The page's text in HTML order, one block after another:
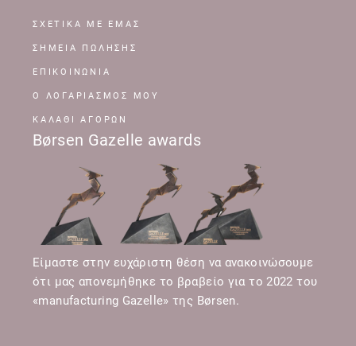
ΣΧΕΤΙΚΆ ΜΕ ΕΜΆΣ
ΣΗΜΕΊΑ ΠΏΛΗΣΗΣ
ΕΠΙΚΟΙΝΩΝΊΑ
Ο ΛΟΓΑΡΙΑΣΜΌΣ ΜΟΥ
ΚΑΛΆΘΙ ΑΓΟΡΏΝ
Børsen Gazelle awards
Είμαστε στην ευχάριστη θέση να ανακοινώσουμε
ότι μας απονεμήθηκε το βραβείο για το 2022 του
«manufacturing Gazelle» της Børsen.